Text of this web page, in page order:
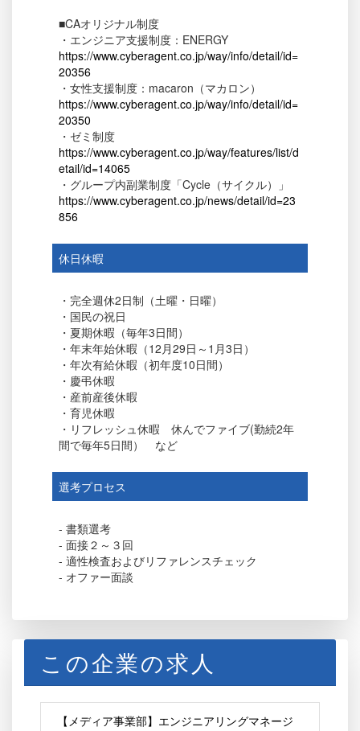
■CAオリジナル制度
・エンジニア支援制度：ENERGY
https://www.cyberagent.co.jp/way/info/detail/id=
20356
・女性支援制度：macaron（マカロン）
https://www.cyberagent.co.jp/way/info/detail/id=
20350
・ゼミ制度
https://www.cyberagent.co.jp/way/features/list/d
etail/id=14065
・グループ内副業制度「Cycle（サイクル）」
https://www.cyberagent.co.jp/news/detail/id=23
856
休日休暇
・完全週休2日制（土曜・日曜）
・国民の祝日
・夏期休暇（毎年3日間）
・年末年始休暇（12月29日～1月3日）
・年次有給休暇（初年度10日間）
・慶弔休暇
・産前産後休暇
・育児休暇
・リフレッシュ休暇 休んでファイブ(勤続2年
間で毎年5日間） など
選考プロセス
- 書類選考
- 面接２～３回
- 適性検査およびリファレンスチェック
- オファー面談
この企業の求人
【メディア事業部】エンジニアリングマネージ